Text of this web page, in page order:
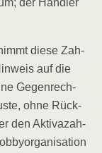
der Händ­ler
die­se Zah­
auf die
Gegen­rech­
ohne Rück­
den Akti­va­zah­